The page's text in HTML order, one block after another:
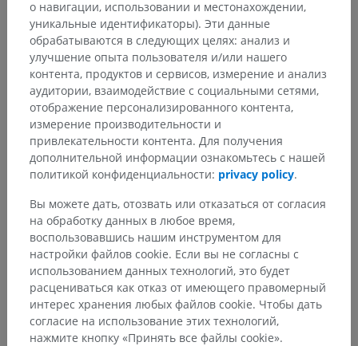
Переводы
Заметили ошибку?
Не стесняйтесь предложить поправку, свою версию
перевода или решение по улучшению контента.
Сообщить об ошибке
СКАЧАТЬ ПРИЛОЖЕНИЕ
о навигации, использовании и местонахождении,
уникальные идентификаторы). Эти данные
обрабатываются в следующих целях: анализ и
улучшение опыта пользователя и/или нашего
контента, продуктов и сервисов, измерение и анализ
аудитории, взаимодействие с социальными сетями,
отображение персонализированного контента,
измерение производительности и
привлекательности контента. Для получения
дополнительной информации ознакомьтесь с нашей
политикой конфиденциальности: privacy policy.
Вы можете дать, отозвать или отказаться от согласия
на обработку данных в любое время,
воспользовавшись нашим инструментом для
настройки файлов cookie. Если вы не согласны с
использованием данных технологий, это будет
расцениваться как отказ от имеющего правомерный
интерес хранения любых файлов cookie. Чтобы дать
согласие на использование этих технологий,
нажмите кнопку «Принять все файлы cookie».